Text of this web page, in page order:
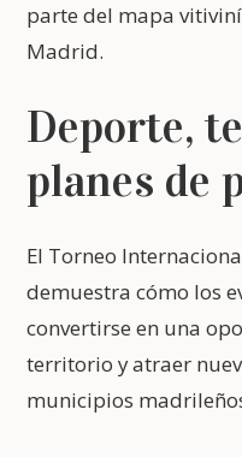
parte del mapa
Madrid.
Deporte,
planes de
El Torneo
demuestra cómo los
convertirse en una
territorio y atraer
municipios